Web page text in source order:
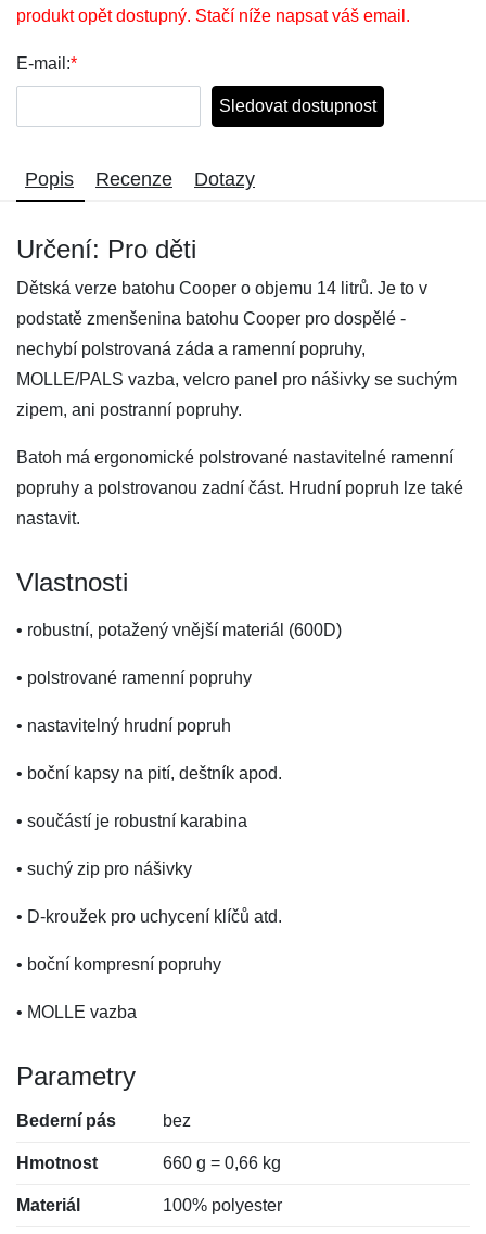
produkt opět dostupný. Stačí níže napsat váš email.
E-mail:*
Sledovat dostupnost
Popis Recenze Dotazy
Určení: Pro děti
Dětská verze batohu Cooper o objemu 14 litrů. Je to v
podstatě zmenšenina batohu Cooper pro dospělé -
nechybí polstrovaná záda a ramenní popruhy,
MOLLE/PALS vazba, velcro panel pro nášivky se suchým
zipem, ani postranní popruhy.
Batoh má ergonomické polstrované nastavitelné ramenní
popruhy a polstrovanou zadní část. Hrudní popruh lze také
nastavit.
Vlastnosti
• robustní, potažený vnější materiál (600D)
• polstrované ramenní popruhy
• nastavitelný hrudní popruh
• boční kapsy na pití, deštník apod.
• součástí je robustní karabina
• suchý zip pro nášivky
• D-kroužek pro uchycení klíčů atd.
• boční kompresní popruhy
• MOLLE vazba
Parametry
Bederní pás bez
Hmotnost 660 g = 0,66 kg
Materiál 100% polyester